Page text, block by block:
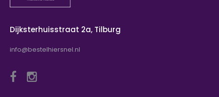
Dijksterhuisstraat 2a, Tilburg
info@bestelhiersnel.nl